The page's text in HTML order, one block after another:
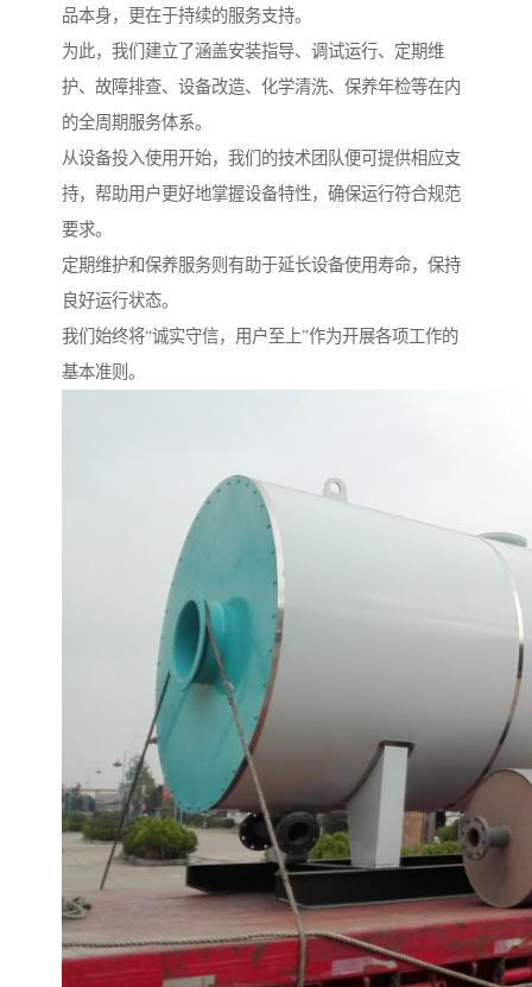
品本身，更在于持续的服务支持。
为此，我们建立了涵盖安装指导、调试运行、定期维
护、故障排查、设备改造、化学清洗、保养年检等在内
的全周期服务体系。
从设备投入使用开始，我们的技术团队便可提供相应支
持，帮助用户更好地掌握设备特性，确保运行符合规范
要求。
定期维护和保养服务则有助于延长设备使用寿命，保持
良好运行状态。
我们始终将“诚实守信，用户至上”作为开展各项工作的
基本准则。